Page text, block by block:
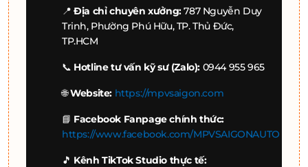
📍Địa chỉ chuyên xưởng:787 Nguyễn Duy
Trinh, Phường Phú Hữu, TP. Thủ Đức,
TP.HCM
📞 Hotline tư vấn kỹ sư (Zalo): 0944 955 965
🌐Website: https://mpvsaigon.com
📘 Facebook Fanpage chính thức:
https://www.facebook.com/MPVSAIGONAUTO
🎵 Kênh TikTok Studio thực tế: